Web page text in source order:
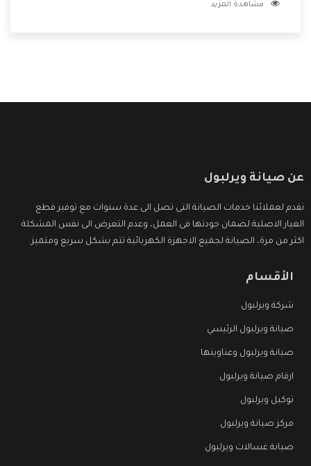
الشركة بها والتى تكون منها خدمة الصيانة التى تكون من أهم
مشاهدة المزيد
عن صيانة ويرلبول
نقدم لعملائنا خدمات الصيانة التى تصل الى عدة سنوات مع توفير قطع
الغيار الاصلية لضمان جودتها فى العمل، وعدم التعرض الى نفس المشكلة
اكثر من مرة، الصيانة لجميع الاجهزة الكهربائية تتم بشكل سريع ومتميز.
الأقسام
شركة ويرلبول
صيانة ويرلبول الرئيسي
صيانة ويرلبول وعناوينها
ارقام صيانة ويرلبول
توكيل ويرلبول
مركز صيانة ويرلبول
صيانة غسالات ويرلبول